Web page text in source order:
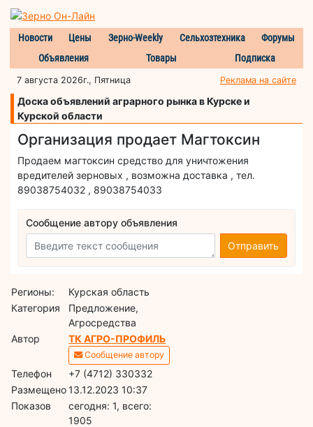
Новости Цены Зерно-Weekly Сельхозтехника
Форумы
Объявления
Товары Подписка
7 августа 2026г., Пятница Реклама на сайте
Доска объявлений аграрного рынка в Курске и
Курской области
Организация продает Магтоксин
Продаем магтоксин средство для уничтожения
вредителей зерновых , возможна доставка , тел.
89038754032 , 89038754033
Сообщение автору объявления
Отправить
Регионы:
Курская область
Категория
Предложение,
Агросредства
Автор
ТК АГРО-ПРОФИЛЬ
Сообщение автору
Телефон
+7 (4712) 330332
Размещено13.12.2023 10:37
Показов
cегодня: 1, всего:
1905